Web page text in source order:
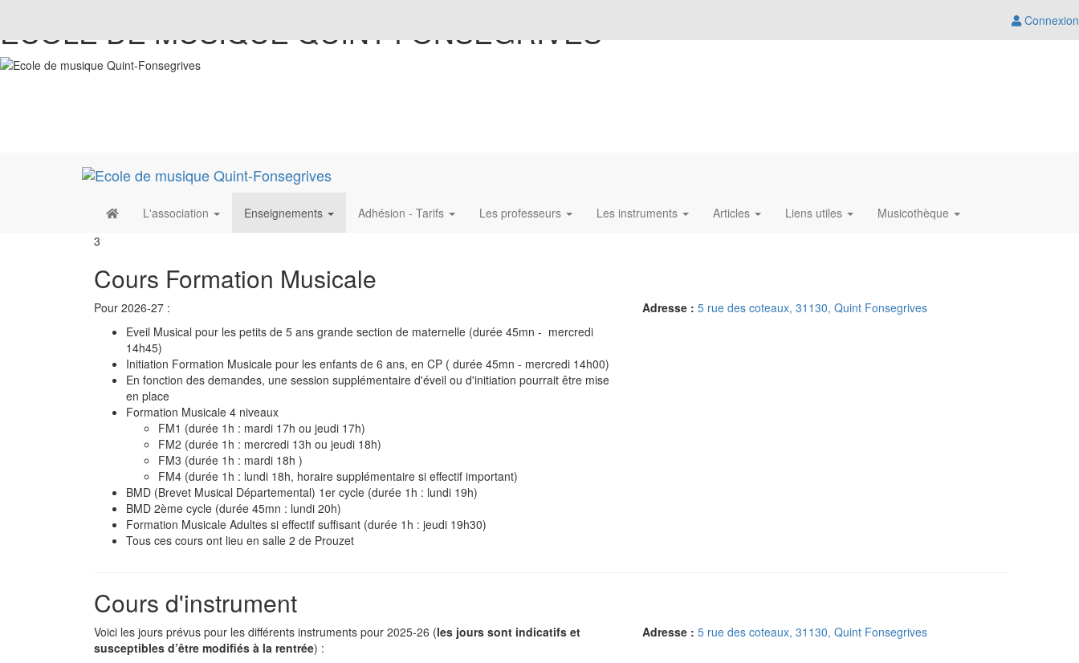
Connexion
ECOLE DE MUSIQUE QUINT-FONSEGRIVES
L'association Enseignements Adhésion - Tarifs Les professeurs Les instruments Articles Liens utiles
Musicothèque
3
Cours Formation Musicale
Pour 2026-27 :
Eveil Musical pour les petits de 5 ans grande section de maternelle (durée 45mn - mercredi
14h45)
Initiation Formation Musicale pour les enfants de 6 ans, en CP ( durée 45mn - mercredi 14h00)
En fonction des demandes, une session supplémentaire d'éveil ou d'initiation pourrait être mise
en place
Formation Musicale 4 niveaux
FM1 (durée 1h : mardi 17h ou jeudi 17h)
FM2 (durée 1h : mercredi 13h ou jeudi 18h)
FM3 (durée 1h : mardi 18h )
FM4 (durée 1h : lundi 18h, horaire supplémentaire si effectif important)
BMD (Brevet Musical Départemental) 1er cycle (durée 1h : lundi 19h)
BMD 2ème cycle (durée 45mn : lundi 20h)
Formation Musicale Adultes si effectif suffisant (durée 1h : jeudi 19h30)
Tous ces cours ont lieu en salle 2 de Prouzet
Adresse : 5 rue des coteaux, 31130, Quint Fonsegrives
Cours d'instrument
Voici les jours prévus pour les différents instruments pour 2025-26 (les jours sont indicatifs et
susceptibles d’être modifiés à la rentrée) :
Adresse : 5 rue des coteaux, 31130, Quint Fonsegrives